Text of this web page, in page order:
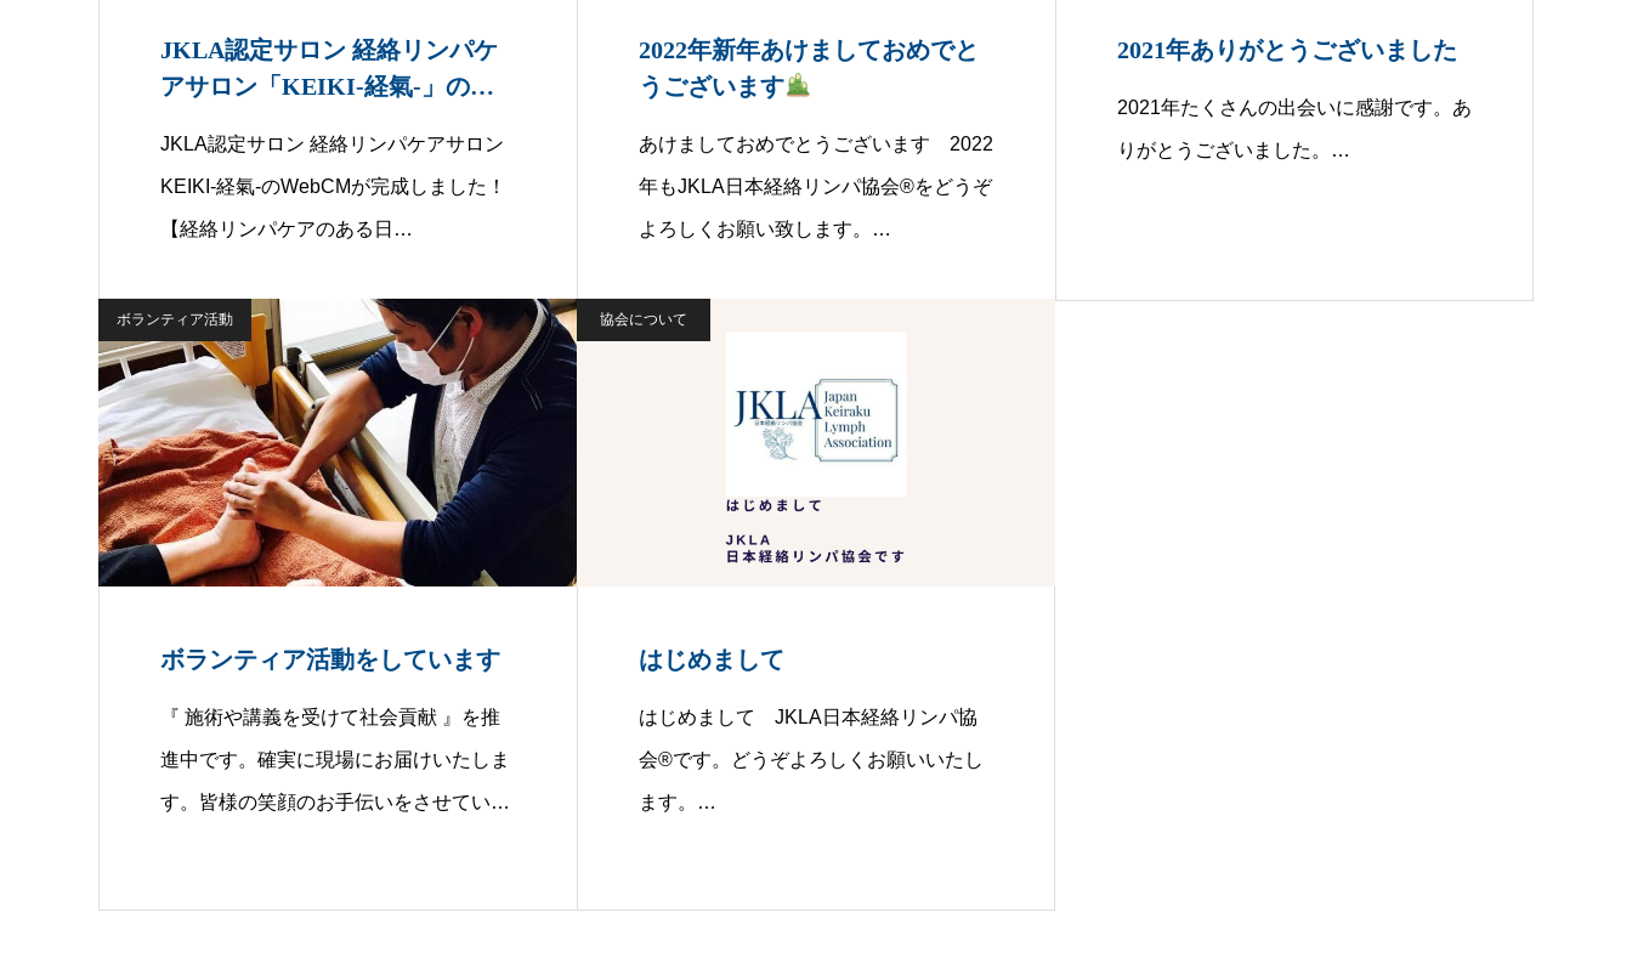
JKLA認定サロン 経絡リンパケ
アサロン「KEIKI-経氣-」の
JKLA認定サロン 経絡リンパケアサロン
KEIKI-経氣-のWebCMが完成しました！
【経絡リンパケアのある日…
2022年新年あけましておめでと
うございます
あけましておめでとうございます 2022
年もJKLA日本経絡リンパ協会®をどうぞ
よろしくお願い致します。…
2021年ありがとうございました
2021年たくさんの出会いに感謝です。あ
りがとうございました。…
ボランティア活動
ボランティア活動をしています
『 施術や講義を受けて社会貢献 』を推
進中です。確実に現場にお届けいたしま
す。皆様の笑顔のお手伝いをさせてい
協会について
はじめまして
はじめまして JKLA日本経絡リンパ協
会®です。どうぞよろしくお願いいたし
ます。…